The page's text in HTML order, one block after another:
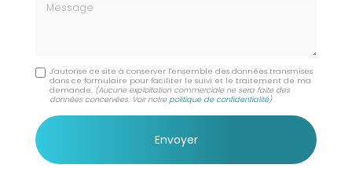
Message
J'autorise ce site à conserver l'ensemble des données transmises
dans ce formulaire pour faciliter le suivi et le traitement de ma
demande. (Aucune exploitation commerciale ne sera faite des
données concervées. Voir notrepolitique de confidentialité)